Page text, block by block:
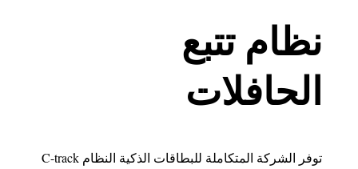
نظام تتبع
الحافلات
توفر الشركة المتكاملة للبطاقات الذكية النظام C-track